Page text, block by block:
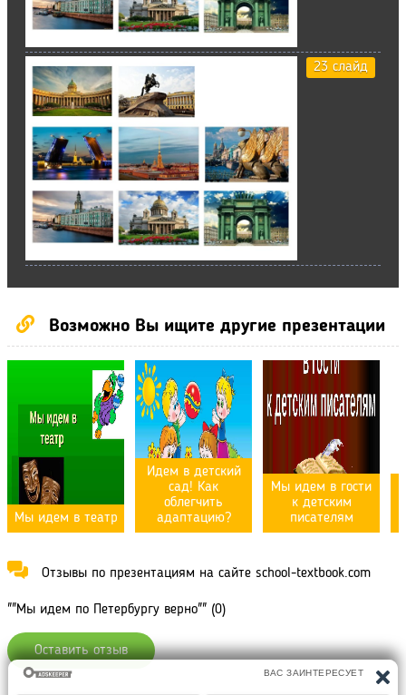
23 слайд
Возможно Вы ищите другие презентации
Мы идем в театр
Идем в детский
сад! Как
облегчить
адаптацию?
Мы идем в гости
к детским
писателям
Отзывы по презентациям на сайте school-textbook.com
""Мы идем по Петербургу верно"" (0)
Оставить отзыв